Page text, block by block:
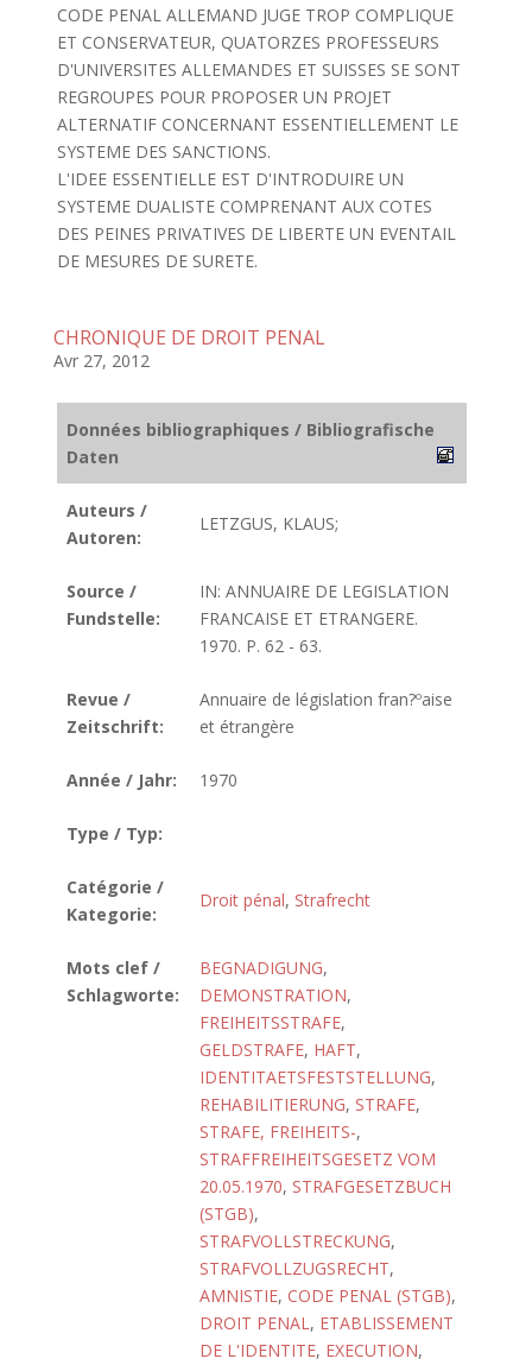
CODE PENAL ALLEMAND JUGE TROP COMPLIQUE
ET CONSERVATEUR, QUATORZES PROFESSEURS
D'UNIVERSITES ALLEMANDES ET SUISSES SE SONT
REGROUPES POUR PROPOSER UN PROJET
ALTERNATIF CONCERNANT ESSENTIELLEMENT LE
SYSTEME DES SANCTIONS.
L'IDEE ESSENTIELLE EST D'INTRODUIRE UN
SYSTEME DUALISTE COMPRENANT AUX COTES
DES PEINES PRIVATIVES DE LIBERTE UN EVENTAIL
DE MESURES DE SURETE.
CHRONIQUE DE DROIT PENAL
Avr 27, 2012
Données bibliographiques / Bibliografische
Daten
Auteurs /
Autoren:
LETZGUS, KLAUS;
Source /
Fundstelle:
IN: ANNUAIRE DE LEGISLATION
FRANCAISE ET ETRANGERE.
1970. P. 62 - 63.
Revue /
Zeitschrift:
Annuaire de législation fran?ºaise
et étrangère
Année / Jahr: 1970
Type / Typ:
Catégorie /
Kategorie:
Droit pénal, Strafrecht
Mots clef /
Schlagworte:
BEGNADIGUNG,
DEMONSTRATION,
FREIHEITSSTRAFE,
GELDSTRAFE, HAFT,
IDENTITAETSFESTSTELLUNG,
REHABILITIERUNG, STRAFE,
STRAFE, FREIHEITS-,
STRAFFREIHEITSGESETZ VOM
20.05.1970, STRAFGESETZBUCH
(STGB),
STRAFVOLLSTRECKUNG,
STRAFVOLLZUGSRECHT,
AMNISTIE, CODE PENAL (STGB),
DROIT PENAL, ETABLISSEMENT
DE L'IDENTITE, EXECUTION,